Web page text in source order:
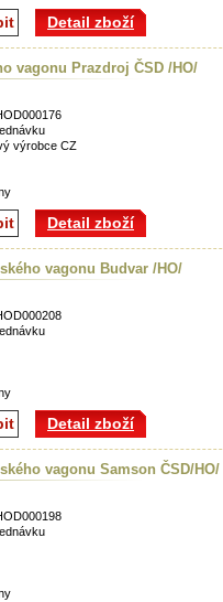
Detail zboží
vagonu Prazdroj ČSD /HO/
výrobce CZ
Detail zboží
vagonu Budvar /HO/
Detail zboží
vagonu Samson ČSD/HO/